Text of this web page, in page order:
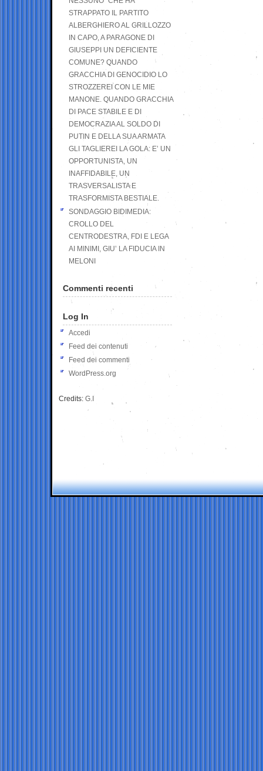
STRAPPATO IL PARTITO
ALBERGHIERO AL GRILLOZZO
IN CAPO, A PARAGONE DI
GIUSEPPI UN DEFICIENTE
COMUNE? QUANDO
GRACCHIA DI GENOCIDIO LO
STROZZEREI CON LE MIE
MANONE. QUANDO GRACCHIA
DI PACE STABILE E DI
DEMOCRAZIA AL SOLDO DI
PUTIN E DELLA SUA ARMATA
GLI TAGLIEREI LA GOLA: E’ UN
OPPORTUNISTA, UN
INAFFIDABILE, UN
TRASVERSALISTA E
TRASFORMISTA BESTIALE.
SONDAGGIO BIDIMEDIA:
CROLLO DEL
CENTRODESTRA, FDI E LEGA
AI MINIMI, GIU’ LA FIDUCIA IN
MELONI
Commenti recenti
Log In
Accedi
Feed dei contenuti
Feed dei commenti
WordPress.org
Credits: G.I